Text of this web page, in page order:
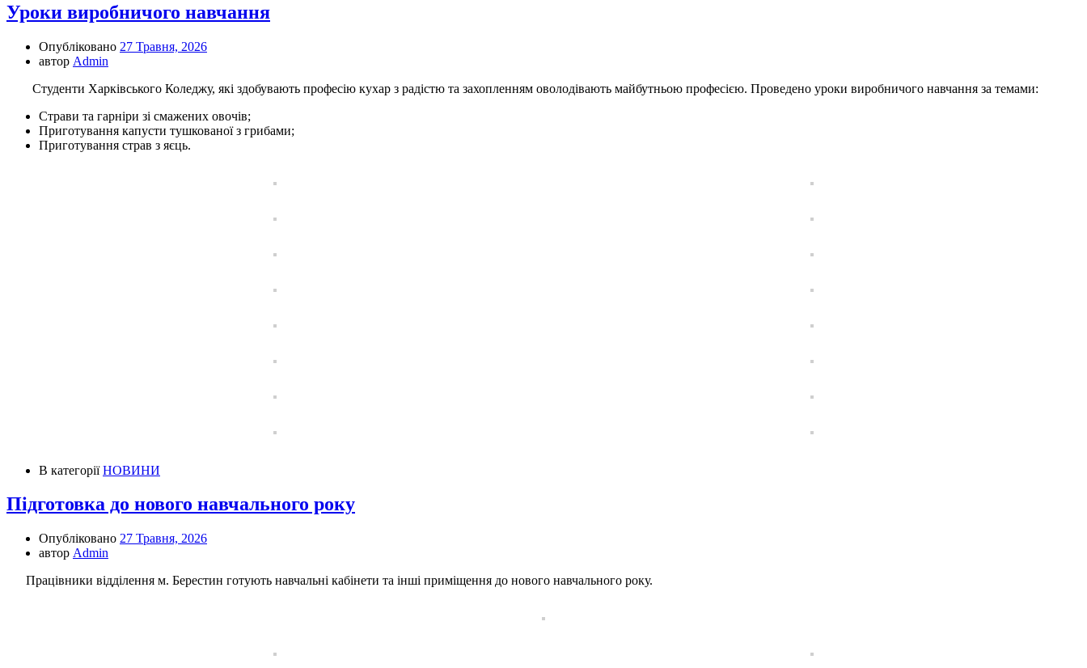
Уроки виробничого навчання
Опубліковано 27 Травня, 2026
автор Admin
Студенти Харківського Коледжу, які здобувають професію кухар з радістю та захопленням оволодівають майбутньою професією. Проведено уроки виробничого навчання за темами:
Страви та гарніри зі смажених овочів;
Приготування капусти тушкованої з грибами;
Приготування страв з яєць.
В категоріїНОВИНИ
Підготовка до нового навчального року
Опубліковано 27 Травня, 2026
автор Admin
Працівники відділення м. Берестин готують навчальні кабінети та інші приміщення до нового навчального року.